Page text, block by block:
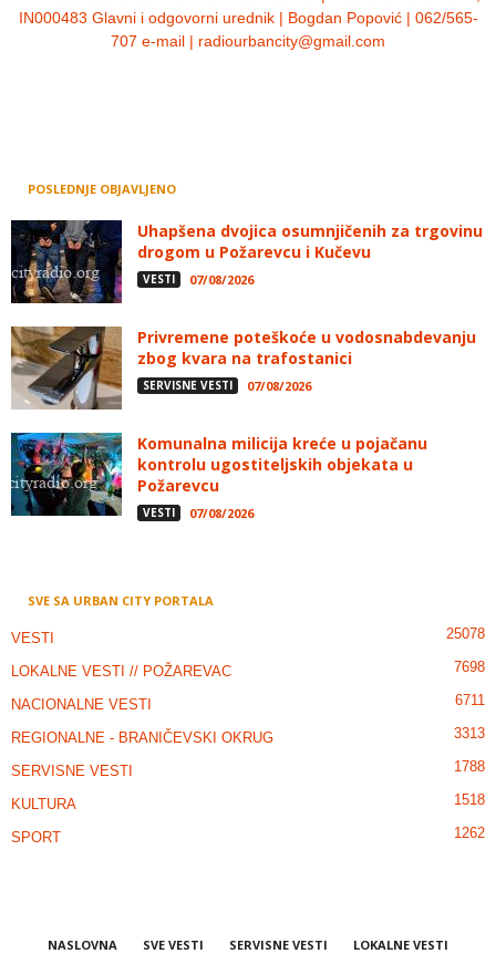
IN000483 Glavni i odgovorni urednik | Bogdan Popović | 062/565-
707 e-mail | radiourbancity@gmail.com
POSLEDNJE OBJAVLJENO
Uhapšena dvojica osumnjičenih za trgovinu
drogom u Požarevcu i Kučevu
VESTI 07/08/2026
Privremene poteškoće u vodosnabdevanju
zbog kvara na trafostanici
SERVISNE VESTI 07/08/2026
Komunalna milicija kreće u pojačanu
kontrolu ugostiteljskih objekata u
Požarevcu
VESTI 07/08/2026
SVE SA URBAN CITY PORTALA
VESTI 25078
LOKALNE VESTI // POŽAREVAC 7698
NACIONALNE VESTI 6711
REGIONALNE - BRANIČEVSKI OKRUG 3313
SERVISNE VESTI 1788
KULTURA 1518
SPORT 1262
NASLOVNA SVE VESTI SERVISNE VESTI
LOKALNE VESTI